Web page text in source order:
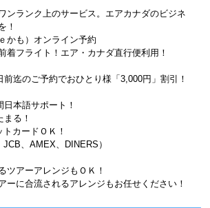
ンランク上のサービス。エアカナダのビジネ
！
かも）オンライン予約
着フライト！エア・カナダ直行便利用！
前迄のご予約でおひとり様「3,000円」割引！
本語サポート！
る！
カードＯＫ！
JCB、AMEX、DINERS）
アーアレンジもＯＫ！
に合流されるアレンジもお任せください！